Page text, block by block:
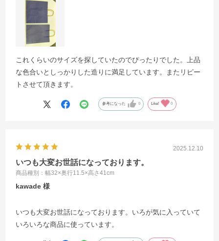
これくらいのサイズを探していたのでぴったりでした。上品
な色合いとしっかりした造りに満足しています。またリピー
トさせて頂きます。
参考になった 0 Like! 0
2025.12.10
いつも大変お世話になっております。
商品種別：幅32×奥行11.5×高さ41cm
kawade
いつも大変お世話になっております。いろが気に入っていて
いろいろな商品に使っています。